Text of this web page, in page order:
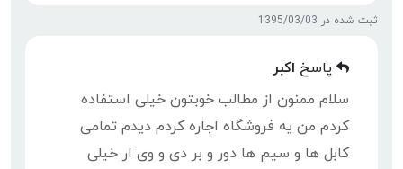
ثبت شده در 1395/03/03
پاسخ اکبر
سلام ممنون از مطالب خوبتون خیلی استفاده
کردم من یه فروشگاه اجاره کردم دیدم تمامی
کابل ها و سیم ها دور و بر دی و وی ار خیلی